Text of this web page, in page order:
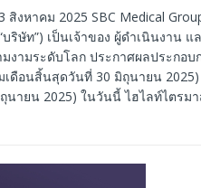
สิงหาคม 2025 SBC Medical
บริษัท”) เป็นเจ้าของ ผู้ดำเนินงาน แ
ามระดับโลก ประกาศผลประกอบ
ดือนสิ้นสุดวันที่ 30 มิถุนายน
ายน 2025) ในวันนี้ ไฮไลท์ไตรม